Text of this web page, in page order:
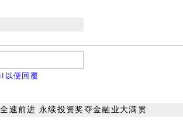
以便回覆
速前进 永续投资奖夺金融业大满贯